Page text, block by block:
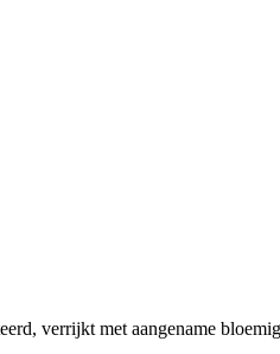
verrijkt met aangename